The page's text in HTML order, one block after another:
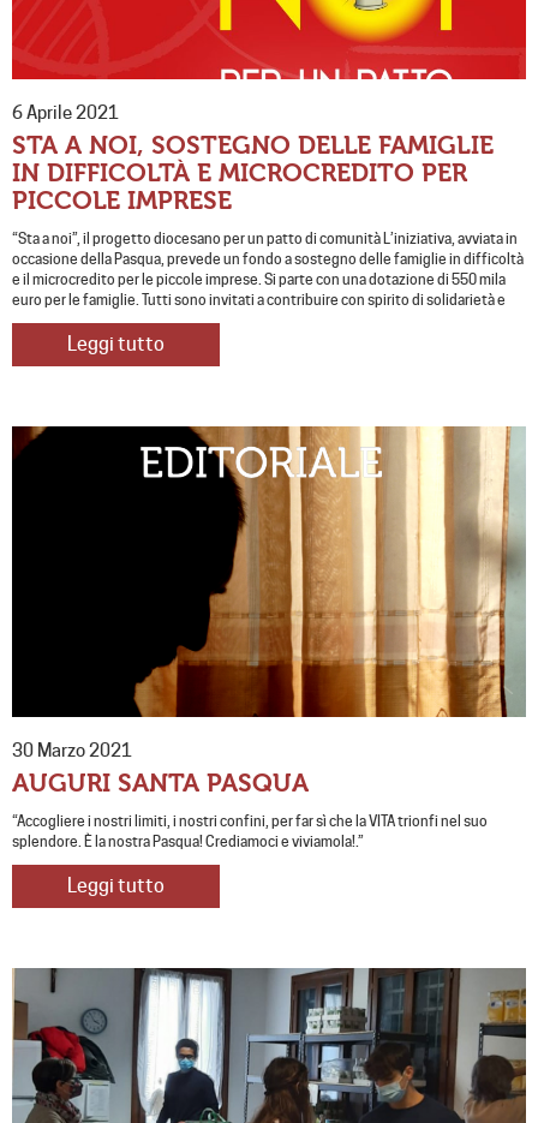
6 Aprile 2021
STA A NOI, SOSTEGNO DELLE FAMIGLIE
IN DIFFICOLTÀ E MICROCREDITO PER
PICCOLE IMPRESE
“Sta a noi”, il progetto diocesano per un patto di comunità L’iniziativa, avviata in
occasione della Pasqua, prevede un fondo a sostegno delle famiglie in difficoltà
e il microcredito per le piccole imprese. Si parte con una dotazione di 550 mila
euro per le famiglie. Tutti sono invitati a contribuire con spirito di solidarietà e
Leggi tutto
30 Marzo 2021
AUGURI SANTA PASQUA
“Accogliere i nostri limiti, i nostri confini, per far sì che la VITA trionfi nel suo
splendore. È la nostra Pasqua! Crediamoci e viviamola!.”
Leggi tutto